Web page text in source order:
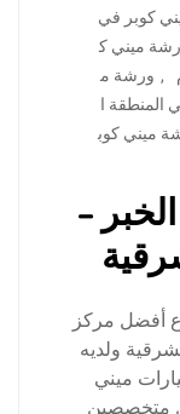
كوبر في
ميني ك
, ورشة م
المنطقة ا
ميني كوب
–
أفضل مركز
ولديه
ميني
متخصصين